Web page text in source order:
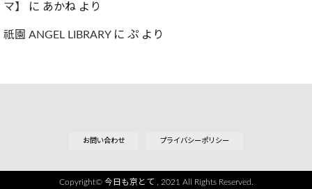
マ】 に あかね より
祇園 ANGEL LIBRARYに ぷ より
お問い合わせ プライバシーポリシー
Copyright© 今日も京とて , 2021 All Rights Reserved.